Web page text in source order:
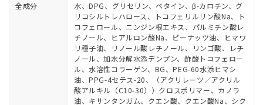
全成分
水、DPG、グリセリン、ベタイン、β-カロチン、グ
リコシルトレハロース、トコフェリルリン酸Na、ト
コフェロール、ニンジン根エキス、パルミチン酸レ
チノール、ヒアルロン酸Na、ピーナッツ油、ヒマワ
リ種子油、リノール酸レチノール、リンゴ酸、レチ
ノール、加水分解水添デンプン、酢酸トコフェロー
ル、水溶性コラーゲン、BG、PEG-60水添ヒマシ
油、PPG-4セテス-20、（アクリレーツ／アクリル
酸アルキル（C10-30））クロスポリマー、カノラ
油、キサンタンガム、クエン酸、クエン酸Na、シク